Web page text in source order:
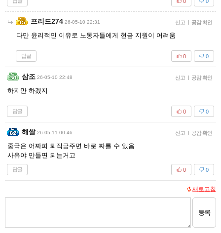
프리드274 26-05-10 22:31 신고 | 공감 확인
다만 윤리적인 이유로 노동자들에게 현금 지원이 어려움
답글 0
0
삼조 26-05-10 22:48 신고 | 공감 확인
하지만 하겠지
답글 0
0
해쌀 26-05-11 00:46 신고 | 공감 확인
중국은 어짜피 퇴직금주면 바로 짜를 수 있음
사유야 만들면 되는거고
답글 0
0
새로고침
등록